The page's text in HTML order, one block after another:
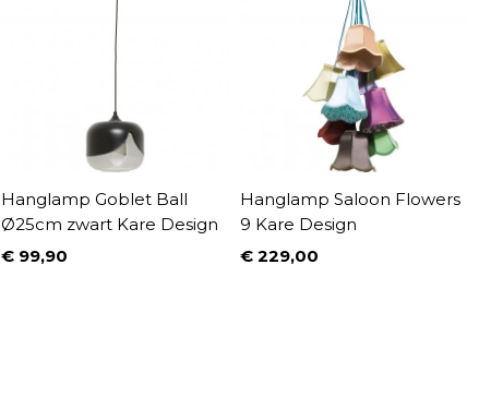
Hanglamp Goblet Ball
Ø25cm zwart Kare Design
Prijs
€ 99,90
Hanglamp Saloon Flowers
9 Kare Design
Prijs
€ 229,00